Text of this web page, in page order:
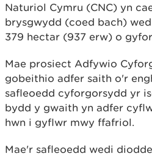
Naturiol Cymru (CNC) yn
brysgwydd (coed bach)
379 hectar (937 erw) o
Mae prosiect Adfywio
gobeithio adfer saith o'r
safleoedd cyforgorsydd yr
bydd y gwaith yn adfer
hwn i gyflwr mwy ffafriol.
Mae'r safleoedd wedi